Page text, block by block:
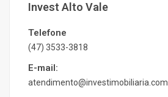
Invest Alto Vale
Telefone
(47) 3533-3818
E-mail:
atendimento@investimobiliaria.com